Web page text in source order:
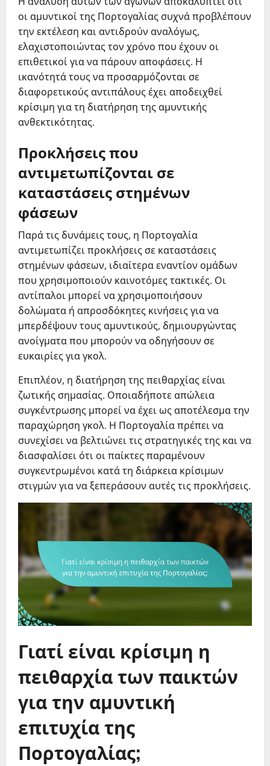
οι αμυντικοί της Πορτογαλίας συχνά προβλέπουν
την εκτέλεση και αντιδρούν αναλόγως,
ελαχιστοποιώντας τον χρόνο που έχουν οι
επιθετικοί για να πάρουν αποφάσεις. Η
ικανότητά τους να προσαρμόζονται σε
διαφορετικούς αντιπάλους έχει αποδειχθεί
κρίσιμη για τη διατήρηση της αμυντικής
ανθεκτικότητας.
Προκλήσεις που
αντιμετωπίζονται σε
καταστάσεις στημένων
φάσεων
Παρά τις δυνάμεις τους, η Πορτογαλία
αντιμετωπίζει προκλήσεις σε καταστάσεις
στημένων φάσεων, ιδιαίτερα εναντίον ομάδων
που χρησιμοποιούν καινοτόμες τακτικές. Οι
αντίπαλοι μπορεί να χρησιμοποιήσουν
δολώματα ή απροσδόκητες κινήσεις για να
μπερδέψουν τους αμυντικούς, δημιουργώντας
ανοίγματα που μπορούν να οδηγήσουν σε
ευκαιρίες για γκολ.
Επιπλέον, η διατήρηση της πειθαρχίας είναι
ζωτικής σημασίας. Οποιαδήποτε απώλεια
συγκέντρωσης μπορεί να έχει ως αποτέλεσμα την
παραχώρηση γκολ. Η Πορτογαλία πρέπει να
συνεχίσει να βελτιώνει τις στρατηγικές της και να
διασφαλίσει ότι οι παίκτες παραμένουν
συγκεντρωμένοι κατά τη διάρκεια κρίσιμων
στιγμών για να ξεπεράσουν αυτές τις προκλήσεις.
Γιατί είναι κρίσιμη η
πειθαρχία των παικτών
για την αμυντική
επιτυχία της
Πορτογαλίας;